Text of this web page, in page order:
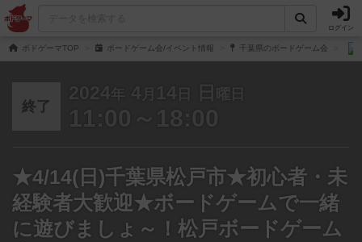
ログイン
ボドゲーマTOP ボードゲーム会/イベント情報 千葉県のボードゲーム会
終了
2024年 4 月 14 日 日 曜日
11:00～18:00
★4/14(日)千葉県松戸市★初心者・未
経験者大歓迎★ボードゲームで一緒
に遊びましょ～！松戸ボードゲーム